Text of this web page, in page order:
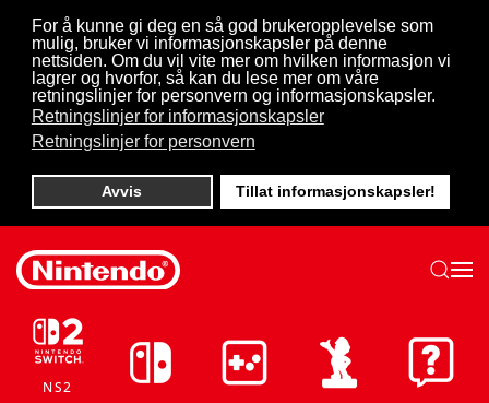
For å kunne gi deg en så god brukeropplevelse som
mulig, bruker vi informasjonskapsler på denne
nettsiden. Om du vil vite mer om hvilken informasjon vi
lagrer og hvorfor, så kan du lese mer om våre
retningslinjer for personvern og informasjonskapsler.
Retningslinjer for informasjonskapsler
Retningslinjer for personvern
Avvis Tillat informasjonskapsler!
Skip to main content
NS2